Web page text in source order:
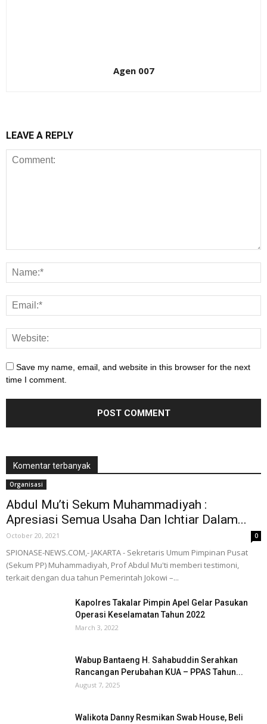
Agen 007
LEAVE A REPLY
Save my name, email, and website in this browser for the next
time I comment.
Komentar terbanyak
Organisasi
Abdul Mu’ti Sekum Muhammadiyah :
Apresiasi Semua Usaha Dan Ichtiar Dalam...
October 20, 2021 0
SPIONASE-NEWS.COM,- JAKARTA - Sekretaris Umum Pimpinan Pusat
(Sekum PP) Muhammadiyah, Prof Abdul Mu'ti memberi testimoni,
terkait dengan dua tahun Pemerintah Jokowi –...
Kapolres Takalar Pimpin Apel Gelar Pasukan
Operasi Keselamatan Tahun 2022
March 3, 2022
Wabup Bantaeng H. Sahabuddin Serahkan
Rancangan Perubahan KUA – PPAS Tahun...
August 7, 2025
Walikota Danny Resmikan Swab House, Beli